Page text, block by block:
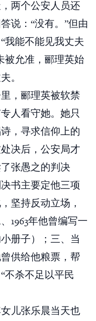
两个公安人员还
说：“没有。”但由
我能不能见我丈夫
被允准，郦理英始
。
，郦理英被软禁
人看守她。她只
，寻求信仰上的
决后，公安局才
张愚之的判决
书主要定他三项
坚持反动立场，
1963年他曾编写一
册子）；三、当
供给他粮票，帮
不杀不足以平民
儿张乐晨当天也